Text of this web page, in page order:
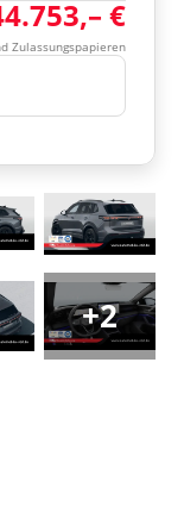
€
Zulassungspapieren
+2